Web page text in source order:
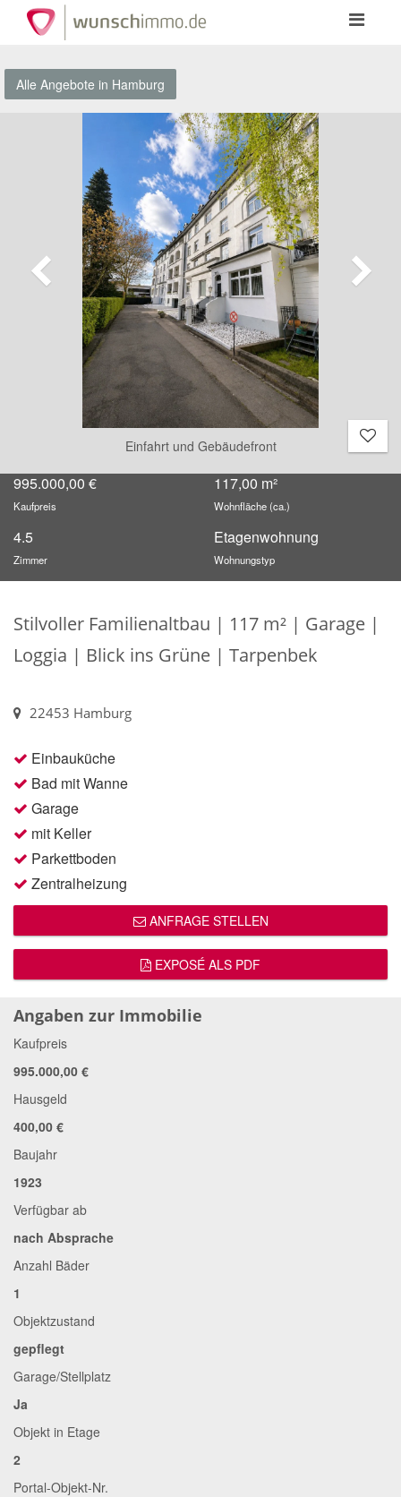
Toggle
Alle Angebote in Hamburg
Einfahrt und Gebäudefront
995.000,00 €
Kaufpreis
117,00 m²
Wohnfläche (ca.)
4.5
Zimmer
Etagenwohnung
Wohnungstyp
Stilvoller Familienaltbau | 117 m² | Garage |
Loggia | Blick ins Grüne | Tarpenbek
22453 Hamburg
Einbauküche
Bad mit Wanne
Garage
mit Keller
Parkettboden
Zentralheizung
ANFRAGE STELLEN
EXPOSÉ ALS PDF
Angaben zur Immobilie
Kaufpreis
995.000,00 €
Hausgeld
400,00 €
Baujahr
1923
Verfügbar ab
nach Absprache
Anzahl Bäder
1
Objektzustand
gepflegt
Garage/Stellplatz
Ja
Objekt in Etage
2
Portal-Objekt-Nr.